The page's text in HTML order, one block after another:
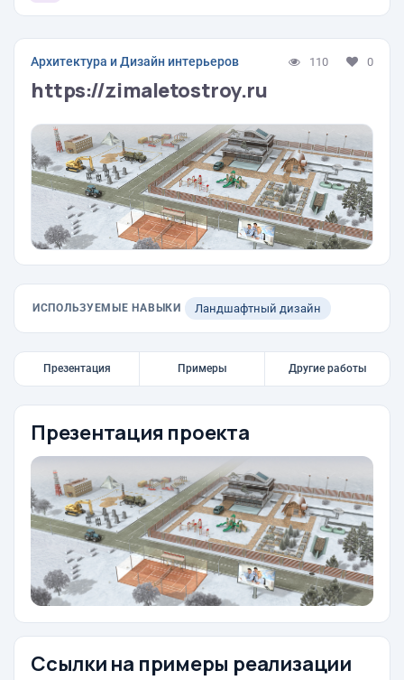
Архитектура и Дизайн интерьеров 110 0
https://zimaletostroy.ru
ИСПОЛЬЗУЕМЫЕ НАВЫКИ Ландшафтный дизайн
Презентация Примеры Другие работы
Презентация проекта
Ссылки на примеры реализации